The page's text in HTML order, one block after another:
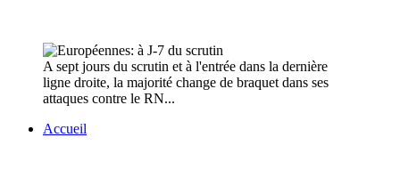
A sept jours du scrutin et à l'entrée dans la dernière
ligne droite, la majorité change de braquet dans ses
attaques contre le RN...
Accueil